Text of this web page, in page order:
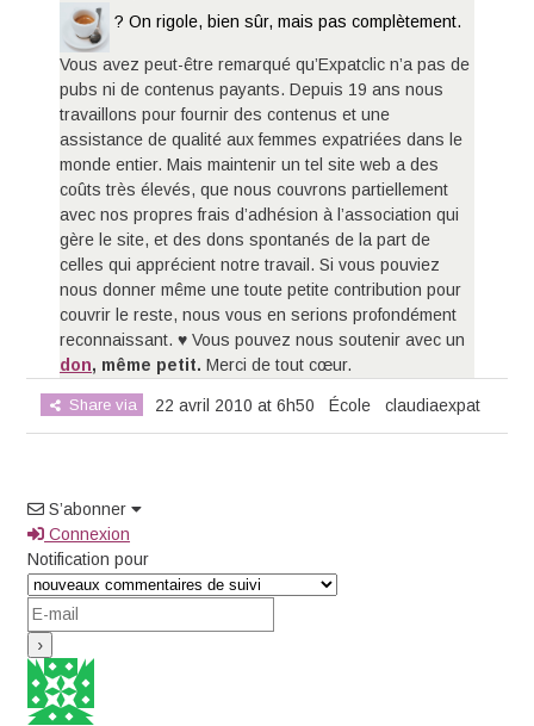
? On rigole, bien sûr, mais pas complètement.
Vous avez peut-être remarqué qu’Expatclic n’a pas de
pubs ni de contenus payants. Depuis 19 ans nous
travaillons pour fournir des contenus et une
assistance de qualité aux femmes expatriées dans le
monde entier. Mais maintenir un tel site web a des
coûts très élevés, que nous couvrons partiellement
avec nos propres frais d’adhésion à l’association qui
gère le site, et des dons spontanés de la part de
celles qui apprécient notre travail. Si vous pouviez
nous donner même une toute petite contribution pour
couvrir le reste, nous vous en serions profondément
reconnaissant. ♥ Vous pouvez nous soutenir avec un
don, même petit.Merci de tout cœur.
Share via 22 avril 2010 at 6h50 École claudiaexpat
S’abonner
Connexion
Notification pour